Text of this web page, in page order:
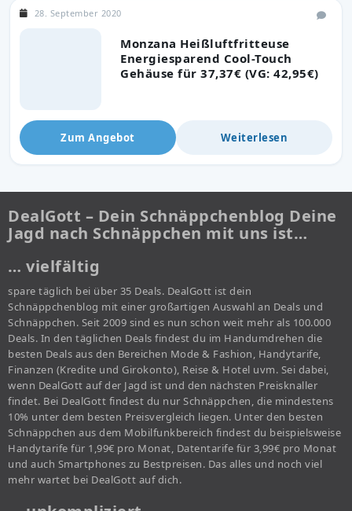
Monzana Heißluftfritteuse
Energiesparend Cool-Touch
Gehäuse für 37,37€ (VG: 42,95€)
28. September 2020
Zum Angebot Weiterlesen
DealGott – Dein Schnäppchenblog Deine
Jagd nach Schnäppchen mit uns ist…
… vielfältig
spare täglich bei über 35 Deals. DealGott ist dein
Schnäppchenblog mit einer großartigen Auswahl an Deals und
Schnäppchen. Seit 2009 sind es nun schon weit mehr als 100.000
Deals. In den täglichen Deals findest du im Handumdrehen die
besten Deals aus den Bereichen Mode & Fashion, Handytarife,
Finanzen (Kredite und Girokonto), Reise & Hotel uvm. Sei dabei,
wenn DealGott auf der Jagd ist und den nächsten Preisknaller
findet. Bei DealGott findest du nur Schnäppchen, die mindestens
10% unter dem besten Preisvergleich liegen. Unter den besten
Schnäppchen aus dem Mobilfunkbereich findest du beispielsweise
Handytarife für 1,99€ pro Monat, Datentarife für 3,99€ pro Monat
und auch Smartphones zu Bestpreisen. Das alles und noch viel
mehr wartet bei DealGott auf dich.